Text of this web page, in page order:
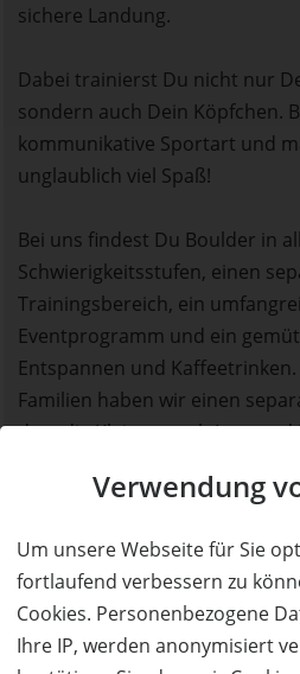
Verwendung
Um unsere Webseite für Sie
fortlaufend verbessern zu
Cookies. Personenbezogene
Ihre IP, werden anonymisiert
sichere Landung.
Dabei trainierst Du nicht nur
sondern auch Dein Köpfchen.
kommunikative Sportart und
unglaublich viel Spaß!
Bei uns findest Du Boulder in
Schwierigkeitsstufen, einen
Trainingsbereich, ein
Eventprogramm und ein
Entspannen und
Familien haben wir einen
dem die Kleinen nach Lust
GRUNDKURS
Unser Grundkurs richtet
und
Alleinige
Bewegung und Interesse,